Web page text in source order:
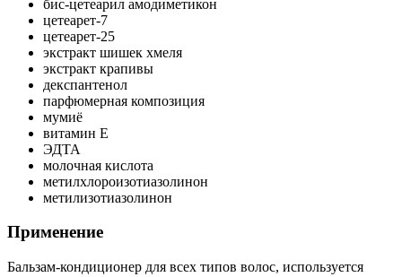
бис-цетеарил амодиметикон
цетеарет-7
цетеарет-25
экстракт шишек хмеля
экстракт крапивы
декспантенол
парфюмерная композиция
мумиё
витамин Е
ЭДТА
молочная кислота
метилхлороизотиазолинон
метилизотиазолинон
Применение
Бальзам-кондиционер для всех типов волос, используется